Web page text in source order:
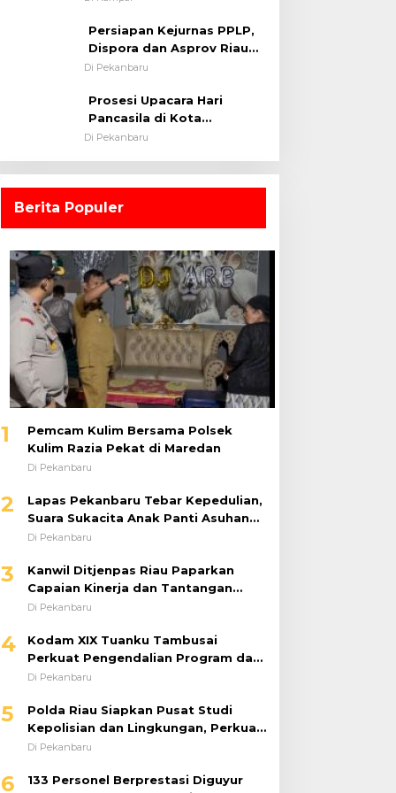
Persiapan Kejurnas PPLP,
Dispora dan Asprov Riau
Tinjau Kelayakan Rumput
Di Pekanbaru
Prosesi Upacara Hari
Pancasila di Kota
Pekanbaru Tetap Khidmat
Di Pekanbaru
Berita Populer
1
Pemcam Kulim Bersama Polsek
Kulim Razia Pekat di Maredan
Di Pekanbaru
2
Lapas Pekanbaru Tebar Kepedulian,
Suara Sukacita Anak Panti Asuhan
Kemuliaan Iringi Bantuan Sosial
Di Pekanbaru
3
Kanwil Ditjenpas Riau Paparkan
Capaian Kinerja dan Tantangan
Pemasyarakatan dalam RDP
Di Pekanbaru
4
Kodam XIX Tuanku Tambusai
Perkuat Pengendalian Program dan
Implementasi Doktrin TNI AD
Di Pekanbaru
5
Polda Riau Siapkan Pusat Studi
Kepolisian dan Lingkungan, Perkuat
Green Policing Berbasis Riset
Di Pekanbaru
6
133 Personel Berprestasi Diguyur